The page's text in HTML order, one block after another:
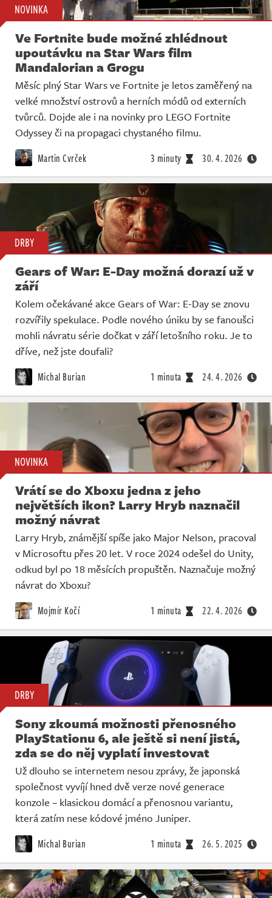
NOVINKA
Ve Fortnite bude možné zhlédnout
upoutávku na Star Wars film
Mandalorian a Grogu
Měsíc plný Star Wars ve Fortnite je letos zaměřený na
velké množství ostrovů a herních módů od externích
tvůrců. Dojde ale i na novinky pro LEGO Fortnite
Odyssey či na propagaci chystaného filmu.
Martin Cvrček 3 minuty 30. 4. 2026
DRBY
Gears of War: E-Day možná dorazí už v
září
Kolem očekávané akce Gears of War: E-Day se znovu
rozvířily spekulace. Podle nového úniku by se fanoušci
mohli návratu série dočkat v září letošního roku. Je to
dříve, než jste doufali?
Michal Burian 1 minuta 24. 4. 2026
NOVINKA
Vrátí se do Xboxu jedna z jeho
největších ikon? Larry Hryb naznačil
možný návrat
Larry Hryb, známější spíše jako Major Nelson, pracoval
v Microsoftu přes 20 let. V roce 2024 odešel do Unity,
odkud byl po 18 měsících propuštěn. Naznačuje možný
návrat do Xboxu?
Mojmír Kočí 1 minuta 22. 4. 2026
DRBY
Sony zkoumá možnosti přenosného
PlayStationu 6, ale ještě si není jistá,
zda se do něj vyplatí investovat
Už dlouho se internetem nesou zprávy, že japonská
společnost vyvíjí hned dvě verze nové generace
konzole – klasickou domácí a přenosnou variantu,
která zatím nese kódové jméno Juniper.
Michal Burian 1 minuta 26. 5. 2025